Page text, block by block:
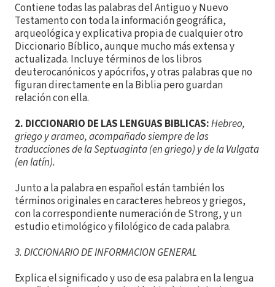
Contiene todas las palabras del Antiguo y Nuevo
Testamento con toda la información geográfica,
arqueológica y explicativa propia de cualquier otro
Diccionario Bíblico, aunque mucho más extensa y
actualizada. Incluye términos de los libros
deuterocanónicos y apócrifos, y otras palabras que no
figuran directamente en la Biblia pero guardan
relación con ella.
2. DICCIONARIO DE LAS LENGUAS BIBLICAS:Hebreo,
griego y arameo, acompañado siempre de las
traducciones de la Septuaginta (en griego) y de la Vulgata
(en latín).
Junto a la palabra en español están también los
términos originales en caracteres hebreos y griegos,
con la correspondiente numeración de Strong, y un
estudio etimológico y filológico de cada palabra.
3. DICCIONARIO DE INFORMACION GENERAL
Explica el significado y uso de esa palabra en la lengua